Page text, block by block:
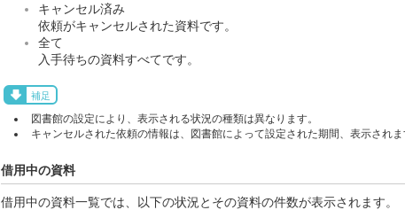
キャンセル済み
依頼がキャンセルされた資料です。
全て
入手待ちの資料すべてです。
補足
図書館の設定により、表示される状況の種類は異なります。
キャンセルされた依頼の情報は、図書館によって設定された期間、表示され
借用中の資料
借用中の資料一覧では、以下の状況とその資料の件数が表示されます。